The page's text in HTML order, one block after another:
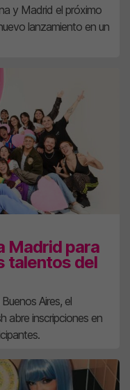
y Madrid el próximo
lanzamiento en un
Madrid para
talentos del
Aires, el
abre inscripciones en